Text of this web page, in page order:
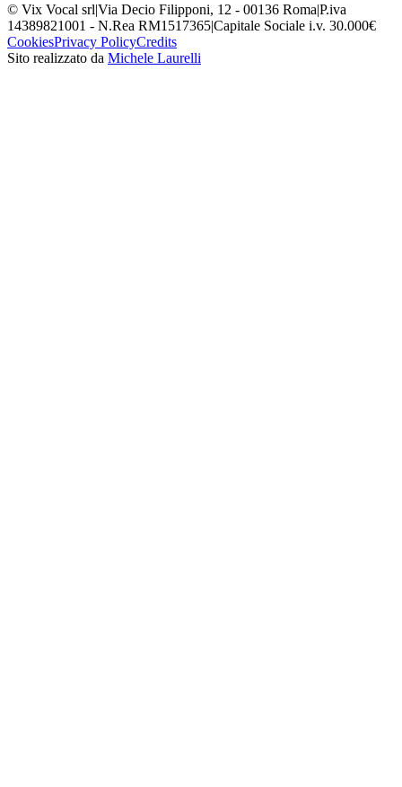
© Vix Vocal srl|Via Decio Filipponi, 12 - 00136 Roma|P.iva
14389821001 - N.Rea RM1517365|Capitale Sociale i.v. 30.000€
CookiesPrivacy PolicyCredits
Sito realizzato da Michele Laurelli